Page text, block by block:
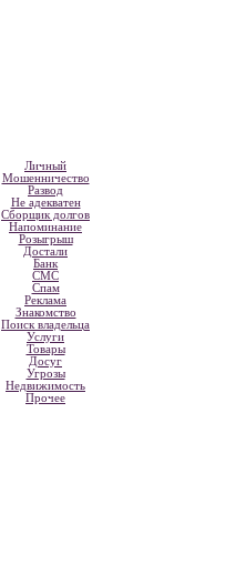
Личный
Мошенничество
Развод
Не адекватен
Сборщик долгов
Напоминание
Розыгрыш
Достали
Банк
СМС
Спам
Реклама
Знакомство
Поиск владельца
Услуги
Товары
Досуг
Угрозы
Недвижимость
Прочее